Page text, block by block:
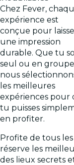
Chez Fever,
expérience est
conçue pour
une impression
durable. Que tu
seul ou en
nous
les meilleures
expériences pour
tu puisses
en profiter.
Profite de tous
réserve les
des lieux secrets